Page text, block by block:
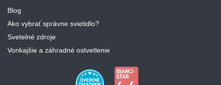
Blog
Ako vybrať správne svietidlo?
Svetelné zdroje
Vonkajšie a záhradné ostvetlenie